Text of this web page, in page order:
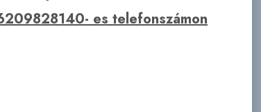
es telefonszámon